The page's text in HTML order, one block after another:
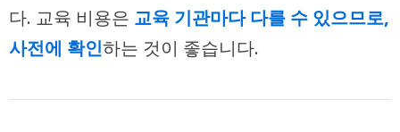
다. 교육 비용은 교육 기관마다 다를 수 있으므로,
사전에 확인하는 것이 좋습니다.